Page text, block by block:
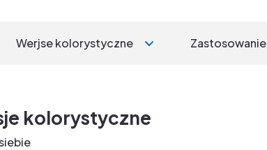
Werjse kolorystyczne Zastosowanie
kolorystyczne